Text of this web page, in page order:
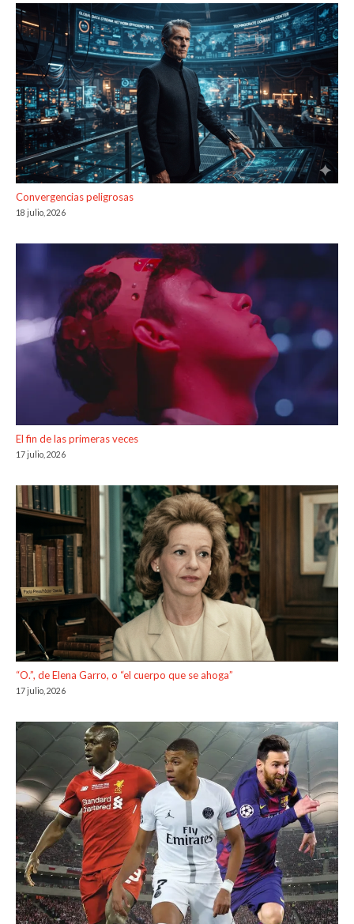
Convergencias peligrosas
18 julio, 2026
El fin de las primeras veces
17 julio, 2026
“O.”, de Elena Garro, o “el cuerpo que se ahoga”
17 julio, 2026